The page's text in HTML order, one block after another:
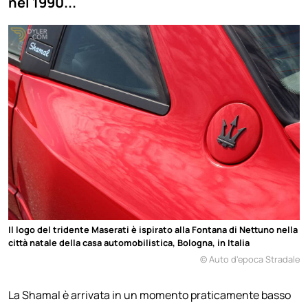
Il logo del tridente Maserati è ispirato alla Fontana di Nettuno nella
città natale della casa automobilistica, Bologna, in Italia
© Auto d'epoca Stradale
La Shamal è arrivata in un momento praticamente basso